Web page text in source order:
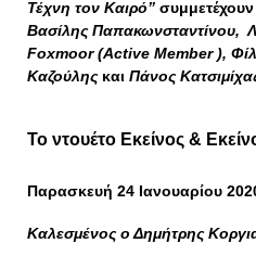
Τέχνη τον Καιρό” συμμετέχουν
Βασίλης Παπακωνσταντίνου,
Foxmoor (Αctive Member ),
Καζούληςκαι Πάνος
Το ντουέτο Εκείνος &
Παρασκευή 24 Ιανουαρίου
Καλεσμένος ο Δημήτρης